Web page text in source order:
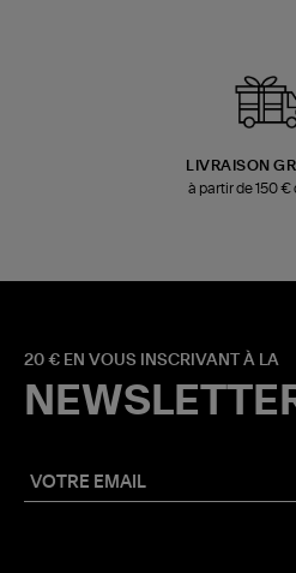
LIVRAISON
à partir de 150
20 € EN VOUS INSCRIVANT À LA